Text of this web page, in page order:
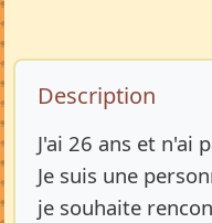
Description
Description
J'ai 26 ans et n'ai
Je suis une
je souhaite